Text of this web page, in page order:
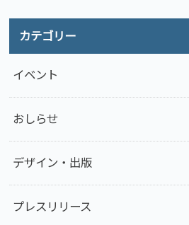
カテゴリー
イベント
おしらせ
デザイン・出版
プレスリリース